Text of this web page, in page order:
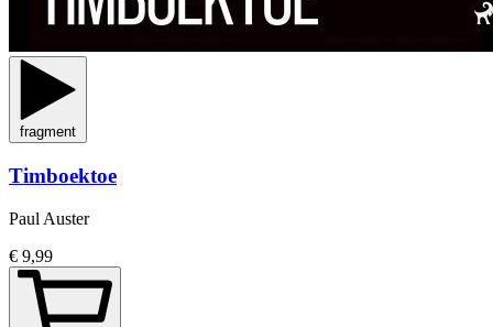
fragment
Timboektoe
Paul Auster
€ 9,99